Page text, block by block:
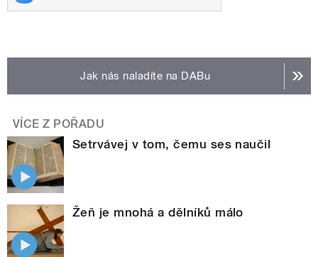
Jak nás naladíte na DABu
VÍCE Z POŘADU
Setrvávej v tom, čemu ses naučil
Žeň je mnohá a dělníků málo